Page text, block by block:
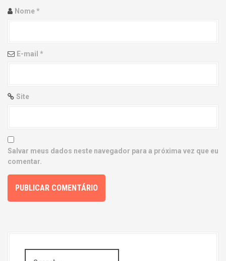
i
n
Nome*
E-mail *
Site
Salvar meus dados neste navegador para a próxima vez que eu
comentar.